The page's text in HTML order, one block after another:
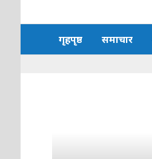
गृहपृष्ठ समाचार